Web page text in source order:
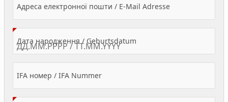
Адреса електронної пошти / E-Mail Adresse(Value Required)
Дата народження / Geburtsdatum
IFA номер / IFA Nummer